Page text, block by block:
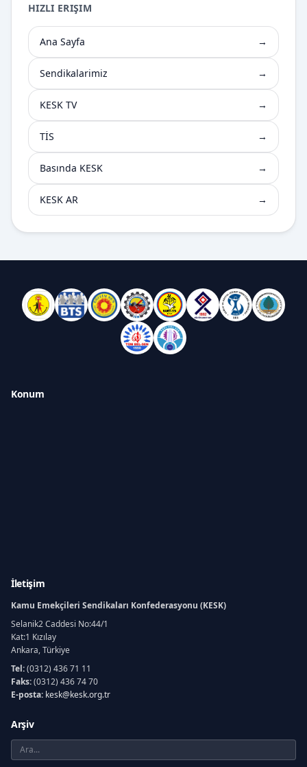
HIZLI ERIŞIM
Ana Sayfa →
Sendikalarimiz →
KESK TV →
TİS →
Basında KESK →
KESK AR →
Konum
İletişim
Kamu Emekçileri Sendikaları Konfederasyonu (KESK)
Selanik2 Caddesi No:44/1
Kat:1 Kızılay
Ankara, Türkiye
Tel:(0312) 436 71 11
Faks:(0312) 436 74 70
E-posta: kesk@kesk.org.tr
Arşiv